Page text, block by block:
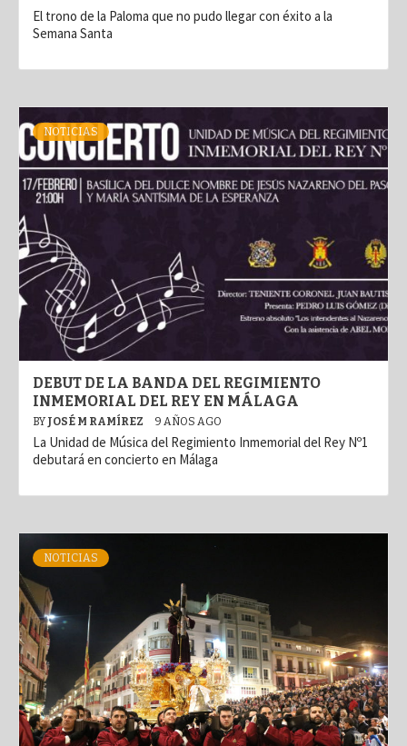
El trono de la Paloma que no pudo llegar con éxito a la
Semana Santa
NOTICIAS
DEBUT DE LA BANDA DEL REGIMIENTO
INMEMORIAL DEL REY EN MÁLAGA
BY JOSÉ M RAMÍREZ 9 AÑOS AGO
La Unidad de Música del Regimiento Inmemorial del Rey Nº1
debutará en concierto en Málaga
NOTICIAS